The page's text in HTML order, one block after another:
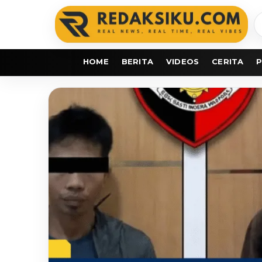
HOME BERITA VIDEOS CERITA
redaksiku.com